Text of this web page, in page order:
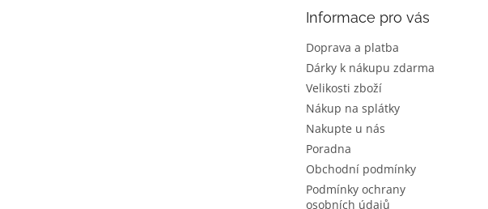
Informace pro vás
Doprava a platba
Dárky k nákupu zdarma
Velikosti zboží
Nákup na splátky
Nakupte u nás
Poradna
Obchodní podmínky
Podmínky ochrany
osobních údajů